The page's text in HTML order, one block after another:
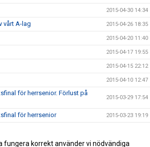
2015-04-30 14:34
vårt A-lag 2015-04-26 18:35
2015-04-20 11:40
2015-04-17 19:55
2015-04-15 22:12
2015-04-10 12:47
för herrsenior. Förlust på
2015-03-29 17:54
för herrsenior 2015-03-23 19:19
2015-03-13 10:10
fungera korrekt använder vi nödvändiga